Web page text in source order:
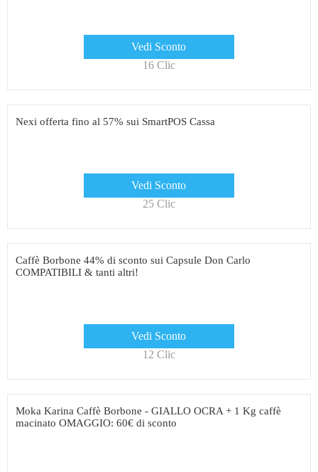
Vedi Sconto
16 Clic
Nexi offerta fino al 57% sui SmartPOS Cassa
Vedi Sconto
25 Clic
Caffè Borbone 44% di sconto sui Capsule Don Carlo
COMPATIBILI & tanti altri!
Vedi Sconto
12 Clic
Moka Karina Caffè Borbone - GIALLO OCRA + 1 Kg caffè
macinato OMAGGIO: 60€ di sconto